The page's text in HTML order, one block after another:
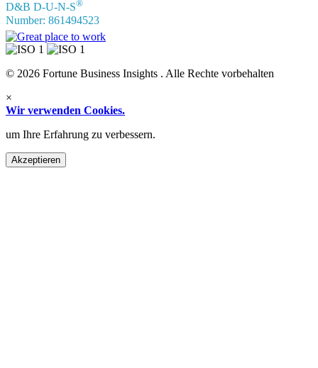
D&B D-U-N-S®
Number: 861494523
© 2026 Fortune Business Insights . Alle Rechte vorbehalten
×
Wir verwenden Cookies.
um Ihre Erfahrung zu verbessern.
Akzeptieren